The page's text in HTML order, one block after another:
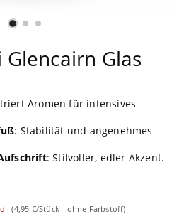
Glas
Aromen für intensives
: Stabilität und angenehmes
: Stilvoller, edler Akzent.
·(4,95 €/Stück - ohne Farbstoff)